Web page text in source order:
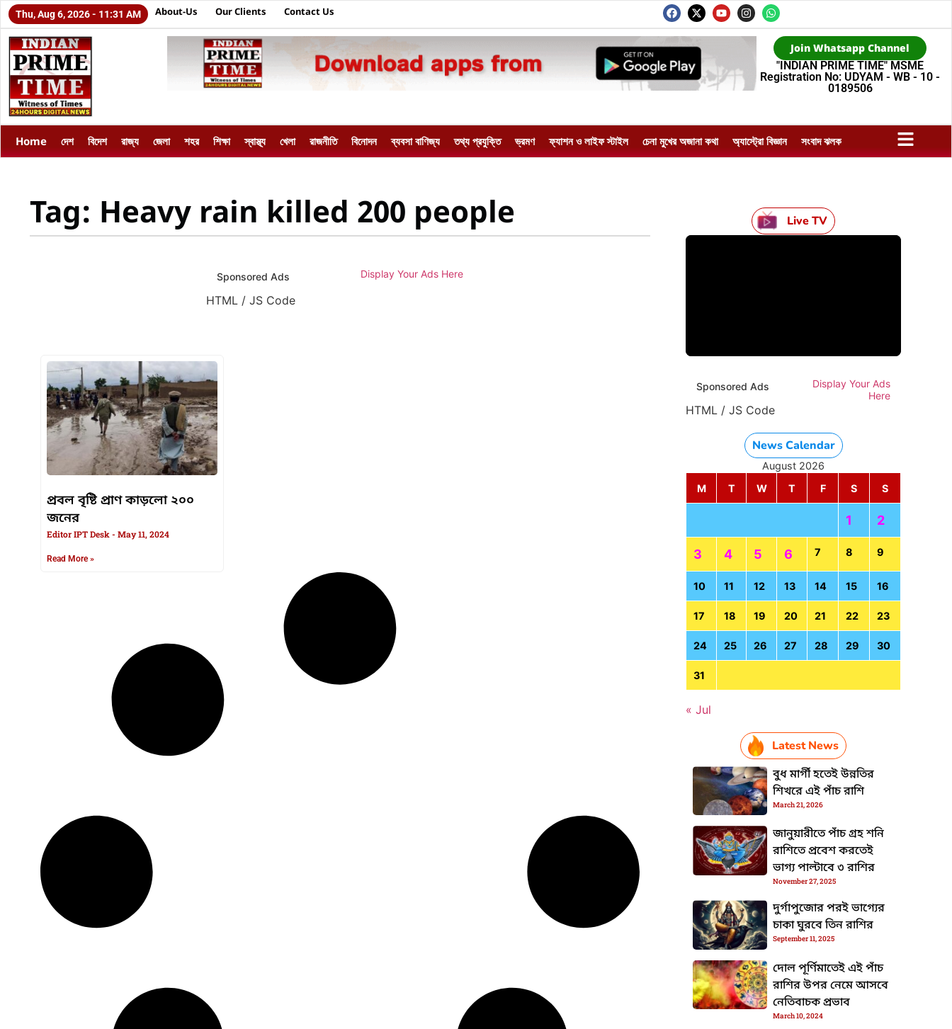
Thu, Aug 6, 2026 - 11:31 AM About-Us Our Clients Contact Us
Join Whatsapp Channel
"INDIAN PRIME TIME" MSME
Registration No: UDYAM - WB - 10 -
0189506
Home দেশ বিদেশ রাজ্য জেলা শহর শিক্ষা স্বাস্থ্য খেলা রাজনীতি বিনোদন ব্যবসা বাণিজ্য তথ্য প্রযুক্তি ভ্রমণ ফ্যাশন ও লাইফ স্টাইল চেনা মুখের অজানা কথা অ্যাস্ট্রো বিজ্ঞান সংবাদ ঝলক
Tag: Heavy rain killed 200 people
Sponsored Ads Display Your Ads Here
HTML / JS Code
প্রবল বৃষ্টি প্রাণ কাড়লো ২০০
জনের
Editor IPT Desk May 11, 2024
Read More »
Live TV
Sponsored Ads
Display Your Ads
Here
HTML / JS Code HTML / JS Code
News Calendar
August 2026
M
T W T F S S
1 2
3 4 5 6 7 8 9
10 11 12 13 14 15 16
17 18 19 20 21 22 23
24 25 26 27 28 29 30
31
« Jul
Latest News
বুধ মার্গী হতেই উন্নতির
শিখরে এই পাঁচ রাশি
March 21, 2026
জানুয়ারীতে পাঁচ গ্রহ শনি
রাশিতে প্রবেশ করতেই
ভাগ্য পাল্টাবে ৩ রাশির
November 27, 2025
দুর্গাপুজোর পরই ভাগ্যের
চাকা ঘুরবে তিন রাশির
September 11, 2025
দোল পূর্ণিমাতেই এই পাঁচ
রাশির উপর নেমে আসবে
নেতিবাচক প্রভাব
March 10, 2024